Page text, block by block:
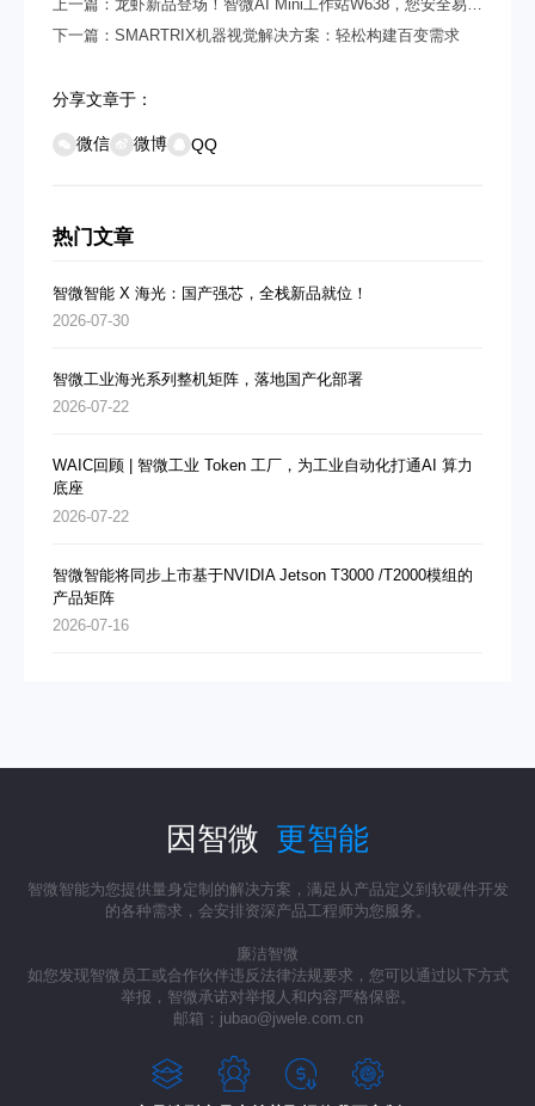
上一篇： 龙虾新品登场！智微AI Mini工作站W638，您安全易用
的本地AI养殖场
下一篇： SMARTRIX机器视觉解决方案：轻松构建百变需求
分享文章于：
微信 微博 QQ
热门文章
智微智能 X 海光：国产强芯，全栈新品就位！
2026-07-30
智微工业海光系列整机矩阵，落地国产化部署
2026-07-22
WAIC回顾 | 智微工业 Token 工厂，为工业自动化打通AI 算力
底座
2026-07-22
智微智能将同步上市基于NVIDIA Jetson T3000 /T2000模组的
产品矩阵
2026-07-16
因智微 更智能
智微智能为您提供量身定制的解决方案，满足从产品定义到软硬件开发
的各种需求，会安排资深产品工程师为您服务。
廉洁智微
如您发现智微员工或合作伙伴违反法律法规要求，您可以通过以下方式
举报，智微承诺对举报人和内容严格保密。
邮箱：jubao@jwele.com.cn